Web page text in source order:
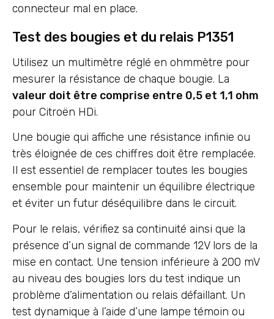
connecteur mal en place.
Test des bougies et du relais P1351
Utilisez un multimètre réglé en ohmmètre pour
mesurer la résistance de chaque bougie. La
valeur doit être comprise entre 0,5 et 1,1 ohm
pour Citroën HDi.
Une bougie qui affiche une résistance infinie ou
très éloignée de ces chiffres doit être remplacée.
Il est essentiel de remplacer toutes les bougies
ensemble pour maintenir un équilibre électrique
et éviter un futur déséquilibre dans le circuit.
Pour le relais, vérifiez sa continuité ainsi que la
présence d’un signal de commande 12V lors de la
mise en contact. Une tension inférieure à 200 mV
au niveau des bougies lors du test indique un
problème d’alimentation ou relais défaillant. Un
test dynamique à l’aide d’une lampe témoin ou